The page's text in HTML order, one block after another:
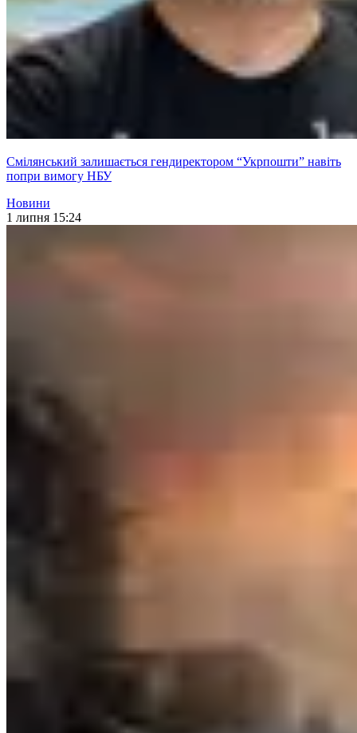
Смілянський залишається гендиректором “Укрпошти” навіть
попри вимогу НБУ
Новини
1 липня 15:24